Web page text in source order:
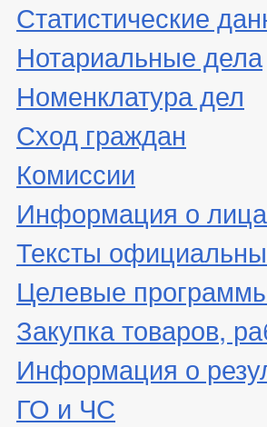
Статистические
Нотариальные дела
Номенклатура дел
Сход граждан
Комиссии
Информация о
Тексты
Целевые
Закупка товаров,
Информация о
ГО и ЧС